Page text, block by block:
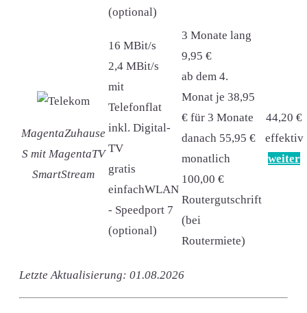
(optional)
MagentaZuhause
S mit MagentaTV
SmartStream
16 MBit/s
2,4 MBit/s
mit
Telefonflat
inkl. Digital-
TV
gratis
einfachWLAN
- Speedport 7
(optional)
3 Monate lang
9,95 €
ab dem 4.
Monat je 38,95
€ für 3 Monate
danach 55,95 €
monatlich
100,00 €
Routergutschrift
(bei
Routermiete)
44,20 €
effektiv
weiter
Letzte Aktualisierung: 01.08.2026